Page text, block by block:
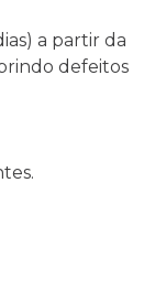
a partir da
defeitos